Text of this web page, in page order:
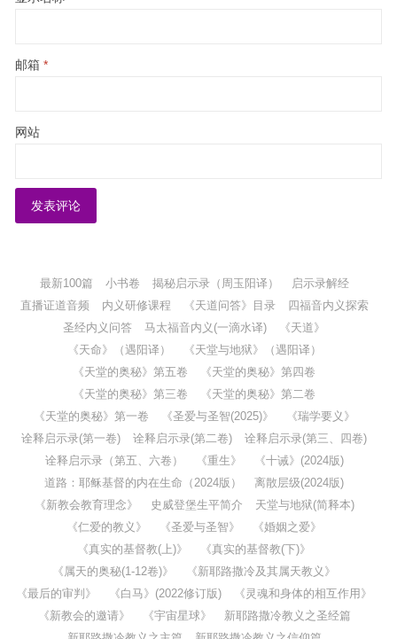
邮箱 *
网站
最新100篇 小书卷 揭秘启示录（周玉阳译）
启示录解经
直播证道音频
内义研修课程 《天道问答》目录
四福音内义探索
圣经内义问答
马太福音内义(一滴水译)
《天道》
《天命》（遇阳译）
《天堂与地狱》（遇阳译）
《天堂的奥秘》第五卷
《天堂的奥秘》第四卷
《天堂的奥秘》第三卷
《天堂的奥秘》第二卷
《天堂的奥秘》第一卷
《圣爱与圣智(2025)》
《瑞学要义》
诠释启示录(第一卷)
诠释启示录(第二卷)
诠释启示录(第三、四卷)
诠释启示录（第五、六卷）
《重生》
《十诫》(2024版)
道路：耶稣基督的内在生命（2024版）
离散层级(2024版)
《新教会教育理念》
史威登堡生平简介
天堂与地狱(简释本)
《仁爱的教义》
《圣爱与圣智》
《婚姻之爱》
《真实的基督教(上)》
《真实的基督教(下)》
《属天的奥秘(1-12卷)》
《新耶路撒冷及其属天教义》
《最后的审判》
《白马》(2022修订版)
《灵魂和身体的相互作用》
《新教会的邀请》
《宇宙星球》
新耶路撒冷教义之圣经篇